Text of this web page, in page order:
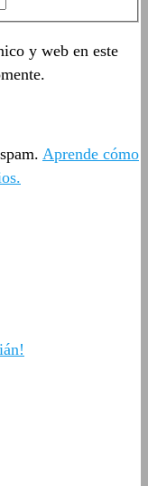
y web en este
Aprende cómo